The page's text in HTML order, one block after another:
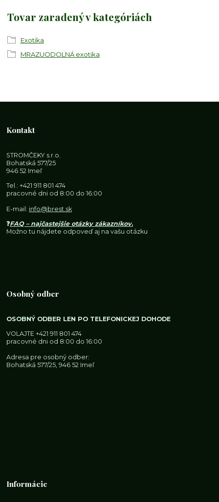
Tovar zaradený v kategóriách
Exotika
MRAZUODOLNÁ exotika
Kontakt
STROMČEKY s.r.o.
Bohatská 577/25
946 52 Imeľ
Tel.:+421 911 801 474
pracovné dni od 8:00 do 16:00
E-mail: info@brest.sk
❓FAQ – najčastejšie otázky zákazníkov.
Možno tu nájdete odpoveď aj na vašu otázku
Osobný odber
OSOBNÝ ODBER LEN PO TELEFONICKEJ DOHODE
VOLAJTE+421 911 801 474
pracovné dni od 8:00 do 16:00
Adresa pre osobný odber:
Bohatská 577/25, 946 52 Imeľ
Informácie